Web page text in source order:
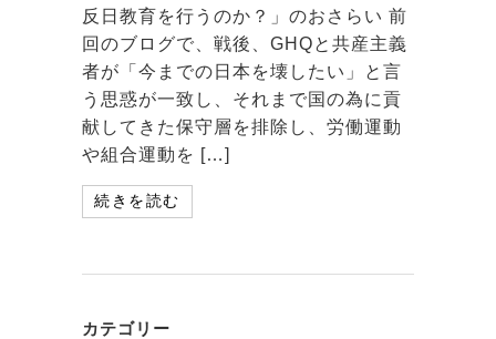
反日教育を行うのか？」のおさらい 前
回のブログで、戦後、GHQと共産主義
者が「今までの日本を壊したい」と言
う思惑が一致し、それまで国の為に貢
献してきた保守層を排除し、労働運動
や組合運動を […]
続きを読む
カテゴリー